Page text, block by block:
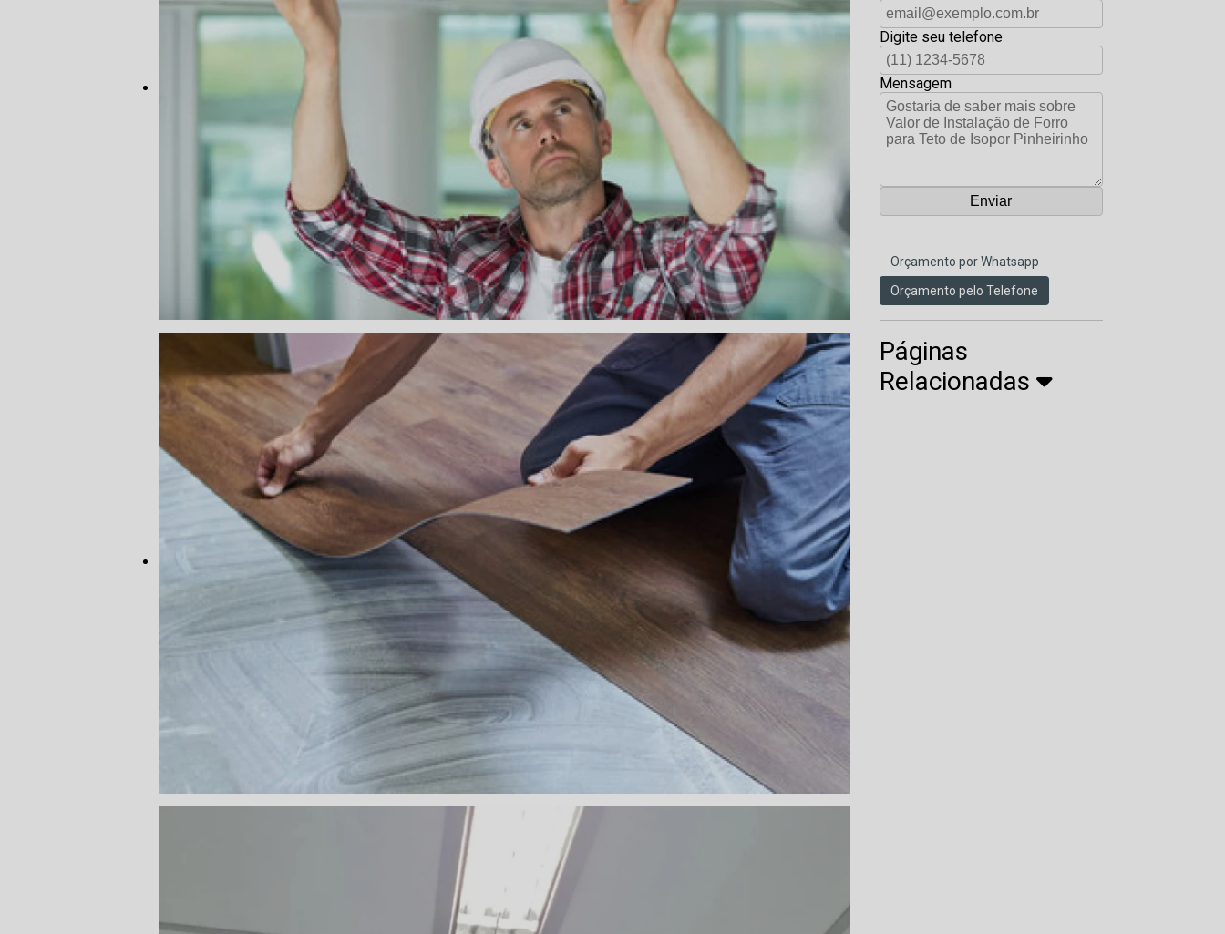
Digite seu telefone
Mensagem
Orçamento por Whatsapp
Orçamento pelo Telefone
Páginas
Relacionadas